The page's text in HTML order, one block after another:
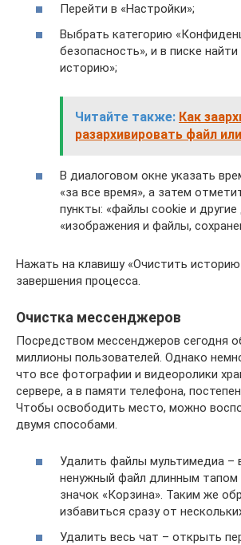
Перейти в «Настройки»;
Выбрать категорию
безопасность», и в писке
историю»;
Читайте также: Как
разархивировать файл
В диалоговом окне указать
«за все время», а затем
пункты: «файлы cookie и
«изображения и файлы,
Нажать на клавишу «Очистить
завершения процесса.
Очистка мессенджеров
Посредством мессенджеров сегодня
миллионы пользователей. Однако
что все фотографии и видеоролики
сервере, а в памяти телефона,
Чтобы освободить место, можно
двумя способами.
Удалить файлы мультимедиа –
ненужный файл длинным тапом
значок «Корзина». Таким же
избавиться сразу от
Удалить весь чат – открыть